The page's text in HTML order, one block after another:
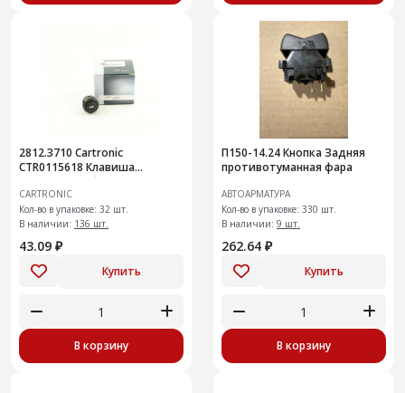
2812.3710 Cartronic
CTR0115618 Клавиша
открывания багажника ВАЗ
2110-12, ПАЗ ПАЗ/ ВАЗ 2110-
2112
CARTRONIC
Кол-во в упаковке: 32 шт.
В наличии: 136 шт.
43.09 ₽
Купить
В корзину
П150-14.24 Кнопка Задняя
противотуманная фара
АВТОАРМАТУРА
Кол-во в упаковке: 330 шт.
В наличии: 9 шт.
262.64 ₽
Купить
В корзину